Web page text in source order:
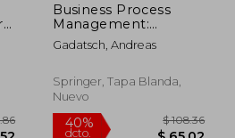
Business Process
Management:
Analysis, Modelling,
Optimisation and
Processes (en Inglés)
Gadatsch, Andreas
Springer, Tapa Blanda,
Nuevo